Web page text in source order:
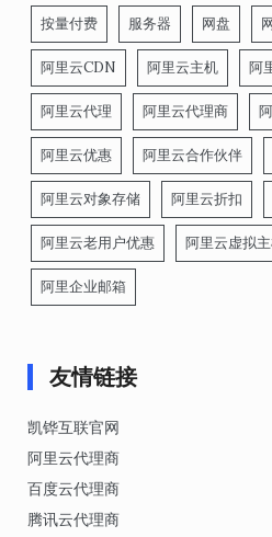
按量付费 服务器 网盘
阿里云CDN 阿里云主机 阿
阿里云代理 阿里云代理商
阿里云优惠 阿里云合作伙伴
阿里云对象存储 阿里云折扣
阿里云老用户优惠 阿里云虚拟
阿里企业邮箱
友情链接
凯铧互联官网
阿里云代理商
百度云代理商
腾讯云代理商